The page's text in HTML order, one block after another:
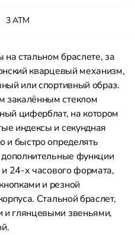
стальном браслете, за
кварцевый механизм,
или спортивный образ.
стеклом
циферблат, на котором
индексы и секундная
и быстро определять
функции
24-х часового формата,
и резной
Стальной браслет,
глянцевыми звеньями,
3 АТМ